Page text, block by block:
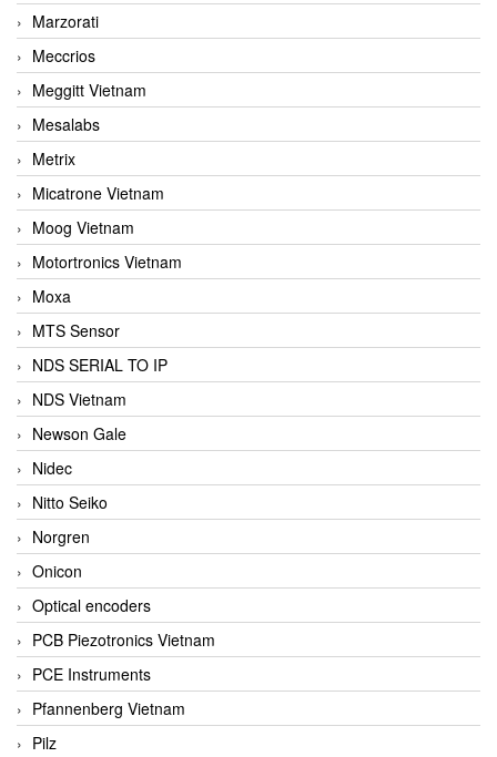
Marzorati
Meccrios
Meggitt Vietnam
Mesalabs
Metrix
Micatrone Vietnam
Moog Vietnam
Motortronics Vietnam
Moxa
MTS Sensor
NDS SERIAL TO IP
NDS Vietnam
Newson Gale
Nidec
Nitto Seiko
Norgren
Onicon
Optical encoders
PCB Piezotronics Vietnam
PCE Instruments
Pfannenberg Vietnam
Pilz